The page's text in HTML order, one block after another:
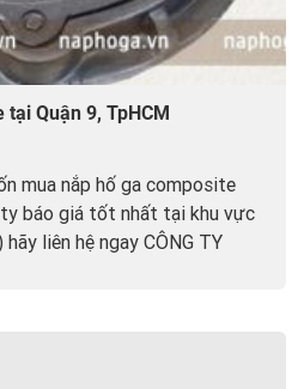
Quận 9, TpHCM
mua nắp hố ga composite
báo giá tốt nhất tại khu vực
liên hệ ngay CÔNG TY